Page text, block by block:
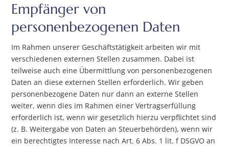
Empfänger von
personenbezogenen Daten
Im Rahmen unserer Geschäftstätigkeit arbeiten wir mit
verschiedenen externen Stellen zusammen. Dabei ist
teilweise auch eine Übermittlung von personenbezogenen
Daten an diese externen Stellen erforderlich. Wir geben
personenbezogene Daten nur dann an externe Stellen
weiter, wenn dies im Rahmen einer Vertragserfüllung
erforderlich ist, wenn wir gesetzlich hierzu verpflichtet sind
(z. B. Weitergabe von Daten an Steuerbehörden), wenn wir
ein berechtigtes Interesse nach Art. 6 Abs. 1 lit. f DSGVO an